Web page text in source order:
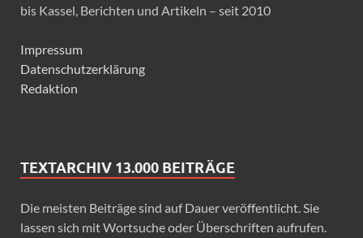
bis Kassel, Berichten und Artikeln – seit 2010
Impressum
Datenschutzerklärung
Redaktion
TEXTARCHIV 13.000 BEITRÄGE
Die meisten Beiträge sind auf Dauer veröffentlicht. Sie
lassen sich mit Wortsuche oder Überschriften aufrufen.